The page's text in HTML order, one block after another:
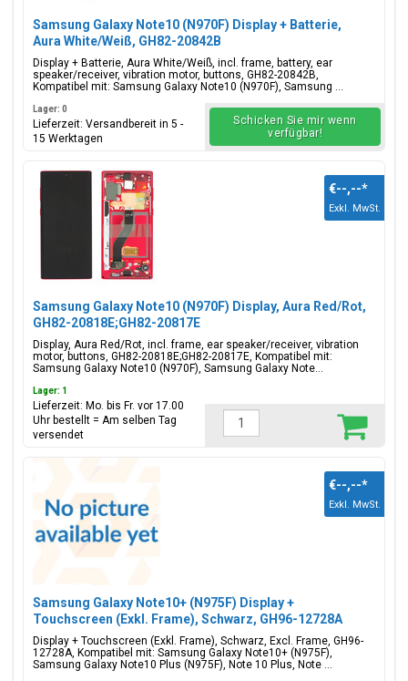
Samsung Galaxy Note10 (N970F) Display + Batterie,
Aura White/Weiß, GH82-20842B
Display + Batterie, Aura White/Weiß, incl. frame, battery, ear
speaker/receiver, vibration motor, buttons, GH82-20842B,
Kompatibel mit: Samsung Galaxy Note10 (N970F), Samsung ...
Lager: 0
Lieferzeit: Versandbereit in 5 -
15 Werktagen
Schicken Sie mir wenn
verfügbar!
Samsung Galaxy Note10 (N970F) Display, Aura Red/Rot,
GH82-20818E;GH82-20817E
Display, Aura Red/Rot, incl. frame, ear speaker/receiver, vibration
motor, buttons, GH82-20818E;GH82-20817E, Kompatibel mit:
Samsung Galaxy Note10 (N970F), Samsung Galaxy Note...
€--,--*
Exkl. MwSt.
Lager: 1
Lieferzeit: Mo. bis Fr. vor 17.00
Uhr bestellt = Am selben Tag
versendet
Samsung Galaxy Note10+ (N975F) Display +
Touchscreen (Exkl. Frame), Schwarz, GH96-12728A
Display + Touchscreen (Exkl. Frame), Schwarz, Excl. Frame, GH96-
12728A, Kompatibel mit: Samsung Galaxy Note10+ (N975F),
Samsung Galaxy Note10 Plus (N975F), Note 10 Plus, Note ...
€--,--*
Exkl. MwSt.